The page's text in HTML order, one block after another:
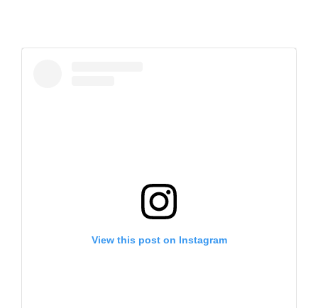
View this post on Instagram